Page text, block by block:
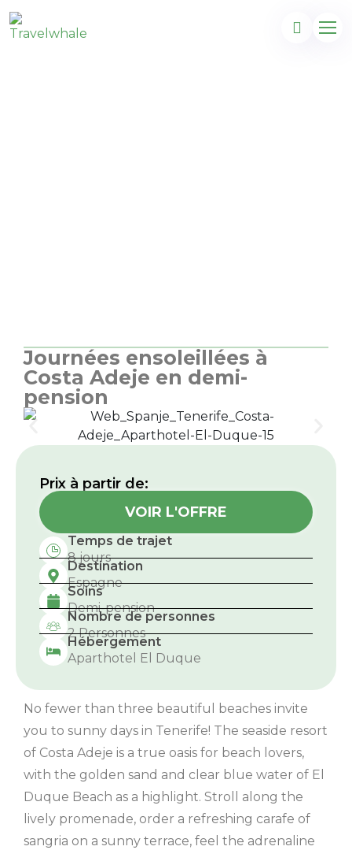
Journées ensoleillées à
Costa Adeje en demi-
pension
Prix ​​à partir de:
VOIR L'OFFRE
Temps de trajet
8 jours
Destination
Espagne
Soins
Demi-pension
Nombre de personnes
2 Personnes
Hébergement
Aparthotel El Duque
No fewer than three beautiful beaches invite
you to sunny days in Tenerife! The seaside resort
of Costa Adeje is a true oasis for beach lovers,
with the golden sand and clear blue water of El
Duque Beach as a highlight. Stroll along the
lively promenade, order a refreshing carafe of
sangria on a sunny terrace, feel the adrenaline